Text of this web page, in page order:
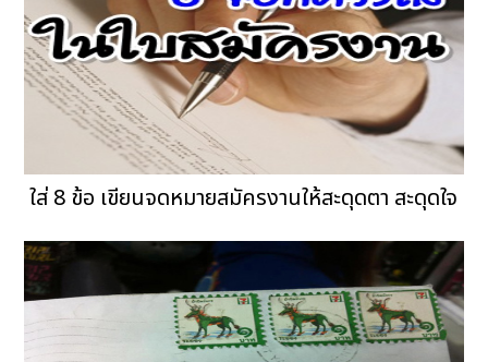
ใส่ 8 ข้อ เขียนจดหมายสมัครงานให้สะดุดตา สะดุดใจ